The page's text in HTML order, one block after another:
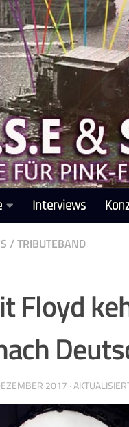
Interviews
/TRIBUTEBAND
Floyd
2017 ·